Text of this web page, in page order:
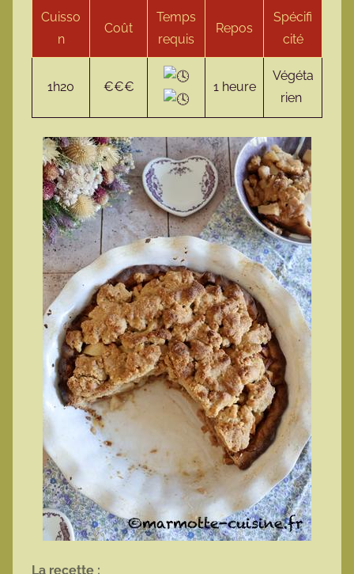
Cuisso
n
Coût
Temps
requis
Repos
Spécifi
cité
1h20 €€€ 1 heure
Végéta
rien
La recette :